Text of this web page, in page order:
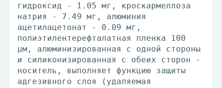
гидроксид - 1.05 мг, кроскармеллоза
натрия - 7.49 мг, алюминия
ацетилацетонат - 0.09 мг,
полиэтилентерефталатная пленка 100
μм, алюминизированная с одной стороны
и силиконизированная с обеих сторон -
носитель, выполняет функцию защиты
адгезивного слоя (удаляемая